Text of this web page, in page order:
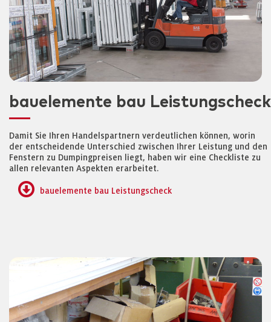
bauelemente bau Leistungscheck
Damit Sie Ihren Handelspartnern verdeutlichen können, worin
der entscheidende Unterschied zwischen Ihrer Leistung und den
Fenstern zu Dumpingpreisen liegt, haben wir eine Checkliste zu
allen relevanten Aspekten erarbeitet.
bauelemente bau Leistungscheck